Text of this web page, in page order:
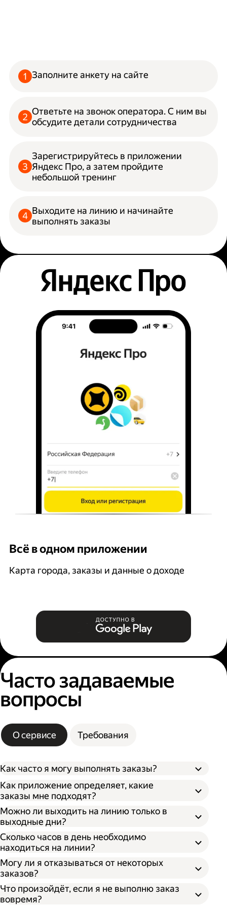
Заполните анкету на сайте
Ответьте на звонок оператора. С ним вы
обсудите детали сотрудничества
Зарегистрируйтесь в приложении
Яндекс Про, а затем пройдите
небольшой тренинг
Выходите на линию и начинайте
выполнять заказы
Всё в одном приложении
Карта города, заказы и данные о доходе
Часто задаваемые
вопросы
О сервисе Требования
Как часто я могу выполнять заказы?
Как приложение определяет, какие
заказы мне подходят?
Можно ли выходить на линию только в
выходные дни?
Сколько часов в день необходимо
находиться на линии?
Могу ли я отказываться от некоторых
заказов?
Что произойдёт, если я не выполню заказ
вовремя?